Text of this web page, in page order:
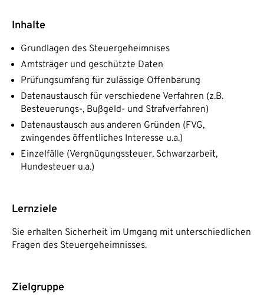
Inhalte
Grundlagen des Steuergeheimnises
Amtsträger und geschützte Daten
Prüfungsumfang für zulässige Offenbarung
Datenaustausch für verschiedene Verfahren (z.B.
Besteuerungs-, Bußgeld- und Strafverfahren)
Datenaustausch aus anderen Gründen (FVG,
zwingendes öffentliches Interesse u.a.)
Einzelfälle (Vergnügungssteuer, Schwarzarbeit,
Hundesteuer u.a.)
Lernziele
Sie erhalten Sicherheit im Umgang mit unterschiedlichen
Fragen des Steuergeheimnisses.
Zielgruppe